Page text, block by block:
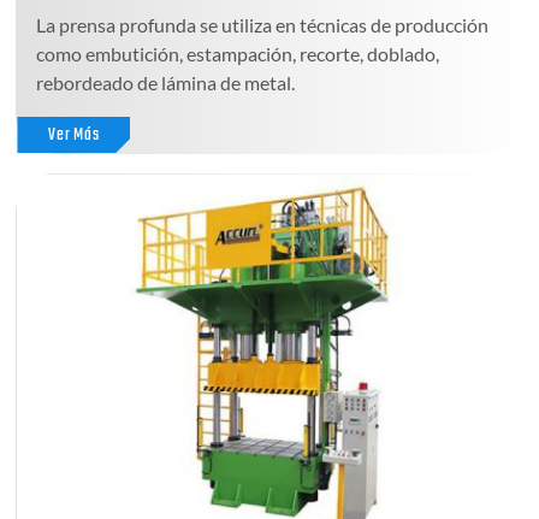
La prensa profunda se utiliza en técnicas de producción
como embutición, estampación, recorte, doblado,
rebordeado de lámina de metal.
Ver Más